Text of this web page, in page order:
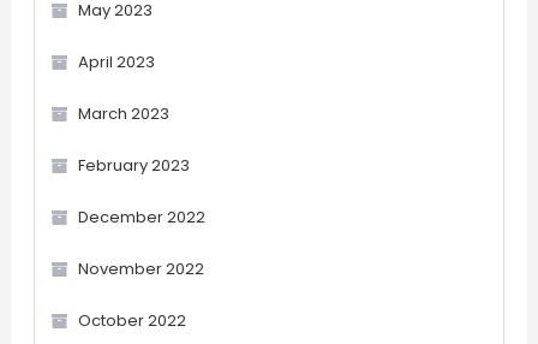
May 2023
April 2023
March 2023
February 2023
December 2022
November 2022
October 2022